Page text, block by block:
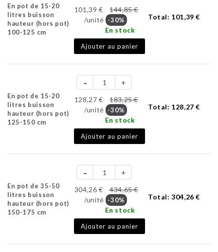
En pot de 15-20
litres buisson
hauteur (hors pot)
100-125 cm
101,39 €
144,85 €
/unité -30%
En stock
Ajouter au panier
Total: 101,39 €
En pot de 15-20
litres buisson
hauteur (hors pot)
125-150 cm
128,27 €
183,25 €
/unité -30%
En stock
Ajouter au panier
Total: 128,27 €
En pot de 35-50
litres buisson
hauteur (hors pot)
150-175 cm
304,26 €
434,65 €
/unité -30%
En stock
Ajouter au panier
Total:304,26 €